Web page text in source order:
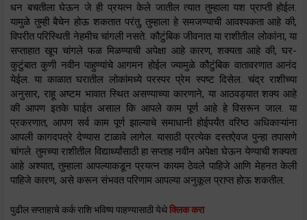
धन बचतीला घेऊन जे ही प्रयत्न केले जातील त्यात तुम्हाला यश प्राप्ती होईल.
यामुळे तुम्ही बैचेन होऊ शकतात परंतु, तुम्हाला हे समजण्याची आवश्यकता आहे की,
विपरीत परिस्थिती नेहमीच चांगली नसते. कौटुंबिक जीवनात या राशीतील लोकांना, या
सप्ताहात खूप चांगले फळ मिळण्याची अपेक्षा आहे कारण, शक्यता आहे की, घर-
कुटुंबात कुणी नवीन पाहुण्यांचे आगमन होईल ज्यामुळे कौटुंबिक वातावरणात आनंद
येईल. या काळात घरातील लोकांमध्ये परस्पर प्रेम स्पष्ट दिसेल. चंद्र राशीच्या
अनुसार, राहू अष्टम भावात स्थित असण्याच्या कारणाने, या आठवड्यात शक्य आहे
की आपण इतके घाईत असाल कि आपले काम पूर्ण आहे हे विसरून जाल. या
प्रकरणात, आपण सर्व काम पूर्ण झाल्याचे समाधानी होईपर्यंत वरिष्ठ अधिकाऱ्यांना
आपली कागदपत्रे देण्यास टाळावे लागेल. यासाठी प्रत्येक दस्तऐवज पुन्हा तपासणे
चांगले. तुमच्या राशीतील विद्यार्थ्यांसाठी हा सप्ताह नवीन अपेक्षा घेऊन येण्याची शक्यता
आहे अश्यात, तुम्हाला आपल्याकडून प्रयत्न कायम ठेवले पाहिजे आणि मेहनत केली
पाहिजे कारण, असे करून संभवत परिणाम आपल्या अनुकूल प्राप्त होऊ शकतील.
पुढील सप्ताहाचे कर्क राशि भविष्य पाहण्यासाठी येथेक्लिक करा